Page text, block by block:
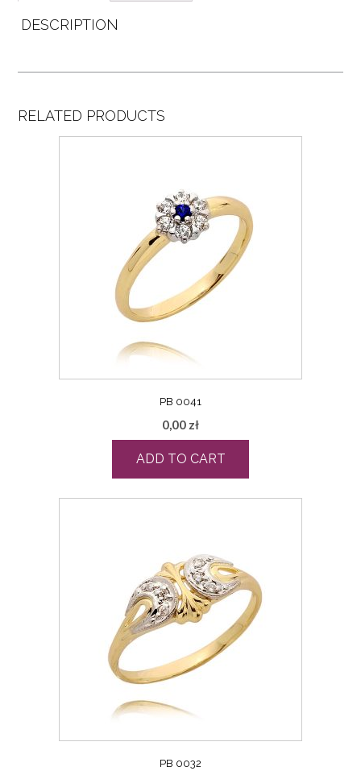
DESCRIPTION
RELATED PRODUCTS
PB 0041
0,00 zł
ADD TO CART
PB 0032